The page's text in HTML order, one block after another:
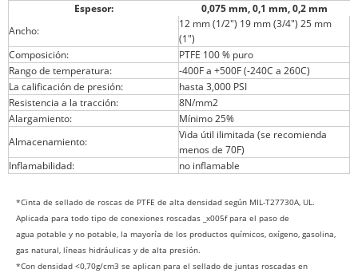
Espesor:
0,075 mm, 0,1 mm, 0,2 mm
Ancho:
12 mm (1/2") 19 mm (3/4") 25 mm
(1")
Composición:
PTFE 100 % puro
Rango de temperatura:
-400F a +500F (-240C a 260C)
La calificación de presión:
hasta 3,000 PSI
Resistencia a la tracción:
8N/mm2
Alargamiento:
Mínimo 25%
Almacenamiento:
Vida útil ilimitada (se recomienda
menos de 70F)
Inflamabilidad:
no inflamable
*Cinta de sellado de roscas de PTFE de alta densidad según MIL-T27730A, UL.
Aplicada para todo tipo de conexiones roscadas _x005f para el paso de
agua potable y no potable, la mayoría de los productos químicos, oxígeno, gasolina,
gas natural, líneas hidráulicas y de alta presión.
*Con densidad <0,70g/cm3 se aplican para el sellado de juntas roscadas en